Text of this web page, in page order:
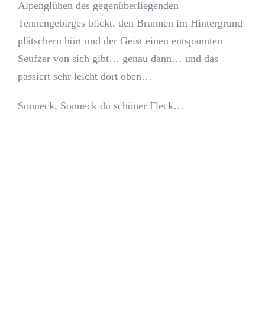
Alpenglühen des gegenüberliegenden
Tennengebirges blickt, den Brunnen im Hintergrund
plätschern hört und der Geist einen entspannten
Seufzer von sich gibt… genau dann… und das
passiert sehr leicht dort oben…
Sonneck, Sonneck du schöner Fleck…